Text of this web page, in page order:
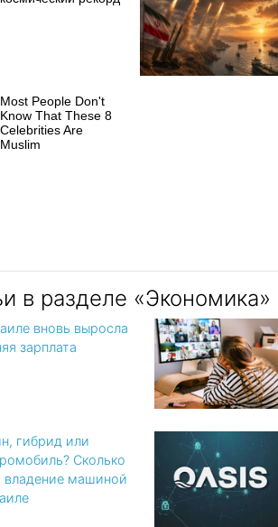
Most People Don't
Know That These 8
Celebrities Are
Muslim
в разделе «Экономика»
вновь выросла
зарплата
гибрид или
Cколько
владение машиной